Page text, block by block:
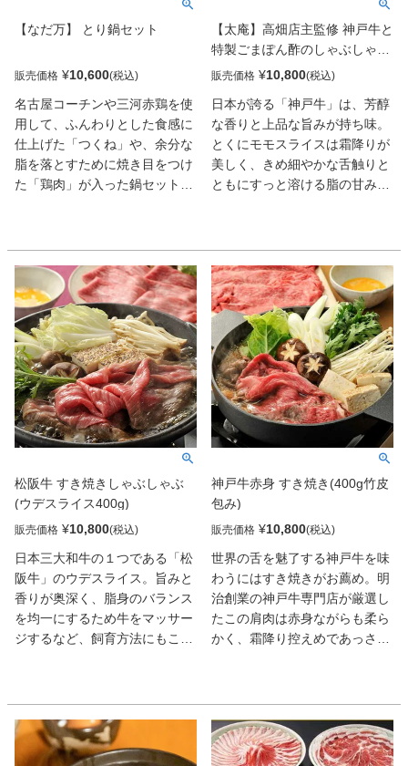
完成します。比内地鶏ならでは
の深い旨みと、だまこのやさし
い食感が織りなす、秋田県民の
ソウルフード。ご家族でのお食
すめです。
【なだ万】 とり鍋セット
販売価格 ¥10,600
名古屋コーチンや三河赤鶏を使
用して、ふんわりとした食感に
仕上げた「つくね」や、余分な
脂を落とすために焼き目をつけ
た「鶏肉」が入った鍋セットで
相性抜群の一品。お好みの野菜
を加えてお楽しみください。
【太庵】高畑店主監修 神戸牛と
特製ごまぽん酢のしゃぶしゃぶ
セット
販売価格 ¥10,800
日本が誇る「神戸牛」は、芳醇
な香りと上品な旨みが持ち味。
とくにモモスライスは霜降りが
美しく、きめ細やかな舌触りと
ともにすっと溶ける脂の甘みが
酢が肉の旨みを引き立て、一層
特別な味わいに。
松阪牛 すき焼きしゃぶしゃぶ
(ウデスライス400g)
販売価格 ¥10,800
日本三大和牛の１つである「松
阪牛」のウデスライス。旨みと
香りが奥深く、脂身のバランス
を均一にするため牛をマッサー
ジするなど、飼育方法にもこだ
神戸牛赤身 すき焼き(400g竹皮
包み)
販売価格 ¥10,800
世界の舌を魅了する神戸牛を味
わうにはすき焼きがお薦め。明
治創業の神戸牛専門店が厳選し
たこの肩肉は赤身ながらも柔ら
かく、霜降り控えめであっさり
ず人気の逸品でギフトとしても
オススメだ。